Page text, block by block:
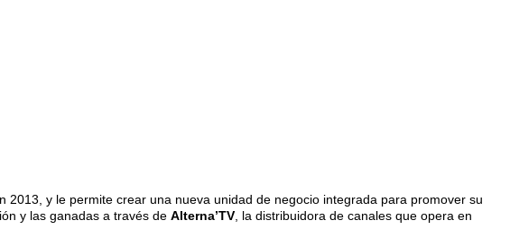
2013, y le permite crear una nueva unidad de negocio integrada para promover su
y las ganadas a través de Alterna’TV , la distribuidora de canales que opera en